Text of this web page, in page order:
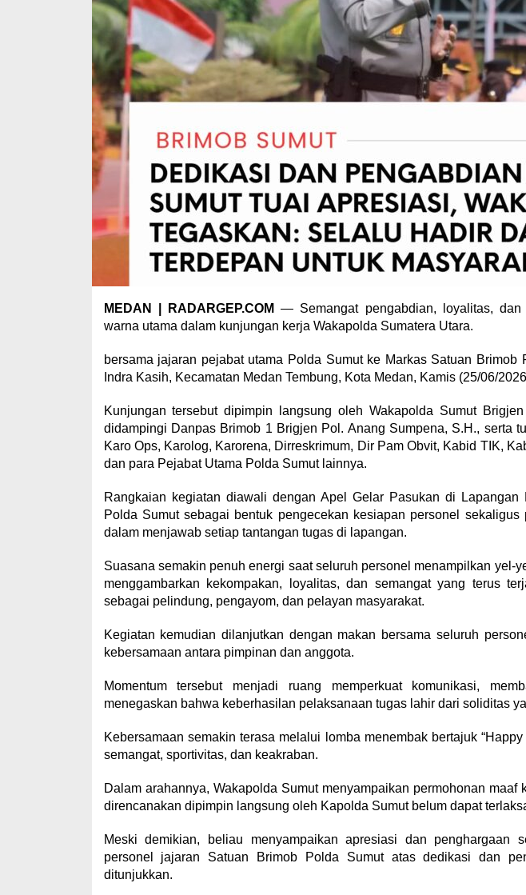
MEDAN | RADARGEP.COM — Semangat pengabdian, loyalitas, dan
warna utama dalam kunjungan kerja Wakapolda Sumatera Utara.
bersama jajaran pejabat utama Polda Sumut ke Markas Satuan Brimob
Indra Kasih, Kecamatan Medan Tembung, Kota Medan, Kamis (25/06/
Kunjungan tersebut dipimpin langsung oleh Wakapolda Sumut
didampingi Danpas Brimob 1 Brigjen Pol. Anang Sumpena, S.H., serta
Karo Ops, Karolog, Karorena, Dirreskrimum, Dir Pam Obvit, Kabid TIK,
dan para Pejabat Utama Polda Sumut lainnya.
Rangkaian kegiatan diawali dengan Apel Gelar Pasukan di Lapangan
Polda Sumut sebagai bentuk pengecekan kesiapan personel sekaligus
dalam menjawab setiap tantangan tugas di lapangan.
Suasana semakin penuh energi saat seluruh personel menampilkan yel-
menggambarkan kekompakan, loyalitas, dan semangat yang terus
sebagai pelindung, pengayom, dan pelayan masyarakat.
Kegiatan kemudian dilanjutkan dengan makan bersama seluruh
kebersamaan antara pimpinan dan anggota.
Momentum tersebut menjadi ruang memperkuat komunikasi,
menegaskan bahwa keberhasilan pelaksanaan tugas lahir dari soliditas
Kebersamaan semakin terasa melalui lomba menembak bertajuk
semangat, sportivitas, dan keakraban.
Dalam arahannya, Wakapolda Sumut menyampaikan permohonan maaf
direncanakan dipimpin langsung oleh Kapolda Sumut belum dapat
Meski demikian, beliau menyampaikan apresiasi dan penghargaan
personel jajaran Satuan Brimob Polda Sumut atas dedikasi dan
ditunjukkan.